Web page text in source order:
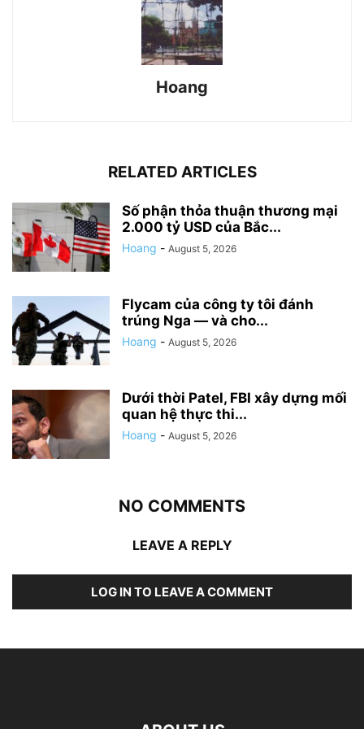
Hoang
RELATED ARTICLES
Số phận thỏa thuận thương mại
2.000 tỷ USD của Bắc...
Hoang - August 5, 2026
Flycam của công ty tôi đánh
trúng Nga — và cho...
Hoang - August 5, 2026
Dưới thời Patel, FBI xây dựng mối
quan hệ thực thi...
Hoang - August 5, 2026
NO COMMENTS
LEAVE A REPLY
LOG IN TO LEAVE A COMMENT